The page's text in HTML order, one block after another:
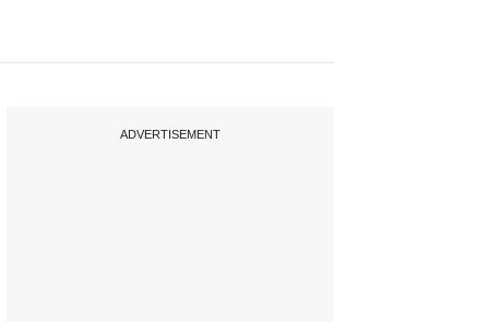
ADVERTISEMENT